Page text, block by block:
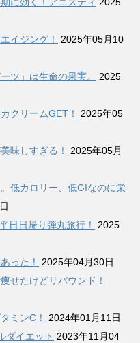
に効く！アニスティ 2025
イジング！
2025年05月10
ツ」は生命の果実。
2025
クリームGET！
2025年05
味しすぎる！
2025年05月
低カロリー、低GIなのに栄
日日帰り弾丸旅行！
2025
った！
2025年04月30日
せたけどリバウンド！
ミンC！
2024年01月11日
ダイエット 2023年11月04